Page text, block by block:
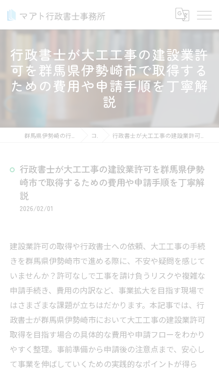
行政書士が大工工事の建設業許
可を群馬県伊勢崎市で取得する
ための費用や申請手順を丁寧解
説
コラム 行政書士が大工工事の建設業許可を群馬県伊勢崎市で取得するための費用や申請手順を丁寧解説
行政書士が大工工事の建設業許可を群馬県伊勢
崎市で取得するための費用や申請手順を丁寧解
説
2026/02/01
建設業許可の取得や行政書士への依頼、大工工事の手続
きを群馬県伊勢崎市で進める際に、不安や疑問を感じて
いませんか？許可なしで工事を請け負うリスクや複雑な
申請手続き、費用の内訳など、事業拡大を目指す現場で
はさまざまな課題が立ちはだかります。本記事では、行
政書士が群馬県伊勢崎市において大工工事の建設業許可
取得を目指す場合の具体的な費用や申請フローをわかり
やすく整理。事前準備から申請後の注意点まで、安心し
て事業を伸ばしていくための実践的なポイントが得ら